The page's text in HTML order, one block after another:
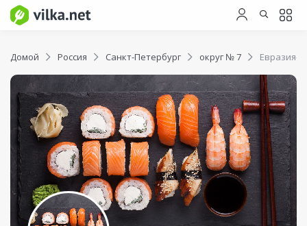
Домой Россия Санкт-Петербург округ № 7 Евразия-